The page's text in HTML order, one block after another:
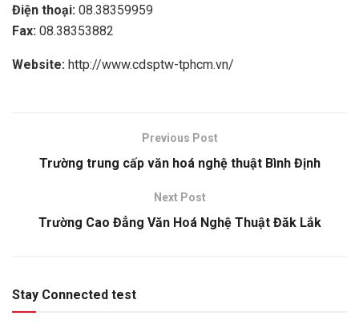
Điện thoại: 08.38359959
Fax: 08.38353882
Website: http://www.cdsptw-tphcm.vn/
Previous Post
Trường trung cấp văn hoá nghệ thuật Bình Định
Next Post
Trường Cao Đẳng Văn Hoá Nghệ Thuật Đăk Lắk
Stay Connected test